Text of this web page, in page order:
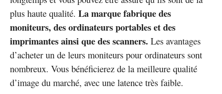
plus haute qualité. La marque fabrique des
moniteurs, des ordinateurs portables et des
imprimantes ainsi que des scanners. Les avantages
d’acheter un de leurs moniteurs pour ordinateurs sont
nombreux. Vous bénéficierez de la meilleure qualité
d’image du marché, avec une latence très faible.